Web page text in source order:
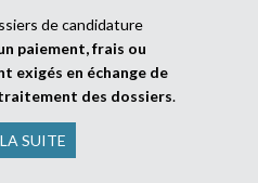
de candidature
paiement, frais ou
exigés en échange de
des dossiers.
SUITE